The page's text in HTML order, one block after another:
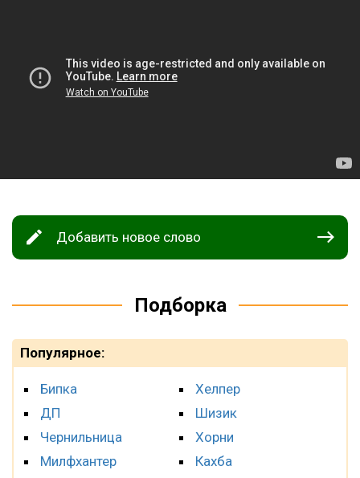
Добавить новое слово
Подборка
Популярное:
Бипка
ДП
Чернильница
Милфхантер
Хелпер
Шизик
Хорни
Кахба